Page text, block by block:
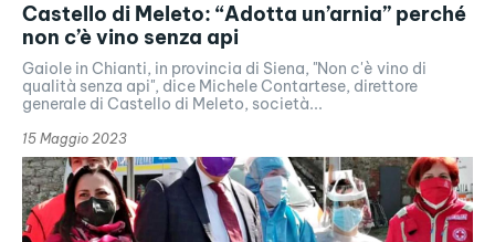
Castello di Meleto: “Adotta un’arnia” perché
non c’è vino senza api
Gaiole in Chianti, in provincia di Siena, "Non c'è vino di
qualità senza api", dice Michele Contartese, direttore
generale di Castello di Meleto, società...
15 Maggio 2023